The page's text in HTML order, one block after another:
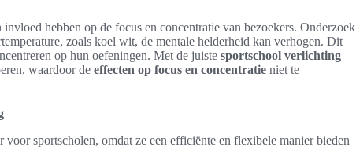
hebben op de focus en concentratie van bezoekers. Onderzoek
zoals koel wit, de mentale helderheid kan verhogen. Dit
op hun oefeningen. Met de juiste sportschool verlichting
waardoor de effecten op focus en concentratie niet te
sportscholen, omdat ze een efficiënte en flexibele manier bieden